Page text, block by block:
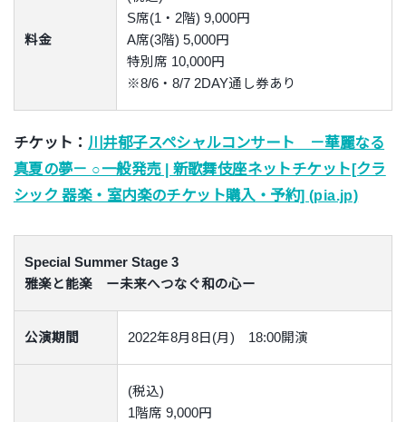
料金
S席(1・2階) 9,000円
A席(3階) 5,000円
特別席 10,000円
※8/6・8/7 2DAY通し券あり
チケット： 川井郁子スペシャルコンサート －華麗なる
真夏の夢－ ○一般発売 | 新歌舞伎座ネットチケット[クラ
シック 器楽・室内楽のチケット購入・予約] (pia.jp)
Special Summer Stage 3
雅楽と能楽 ー未来へつなぐ和の心ー
公演期間 2022年8月8日(月) 18:00開演
(税込)
1階席 9,000円